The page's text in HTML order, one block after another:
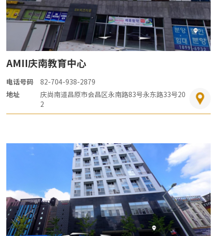
AMII庆南教育中心
电话号码
82-704-938-2879
地址
庆尚南道昌原市会昌区永南路83号永东路33号20
2